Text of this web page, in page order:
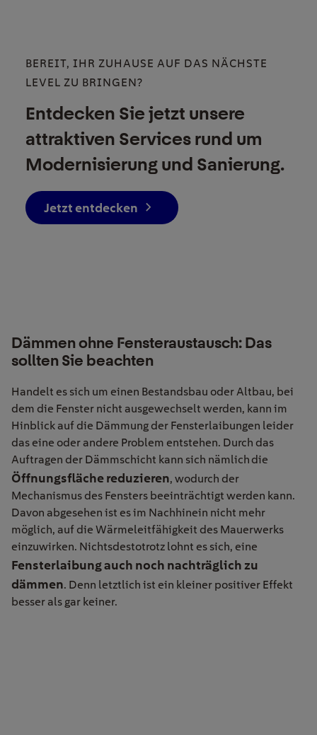
BEREIT, IHR ZUHAUSE AUF DAS NÄCHSTE
LEVEL ZU BRINGEN?
Entdecken Sie jetzt unsere
attraktiven Services rund um
Modernisierung und Sanierung.
Jetzt entdecken
Dämmen ohne Fensteraustausch: Das
sollten Sie beachten
Handelt es sich um einen Bestandsbau oder Altbau, bei
dem die Fenster nicht ausgewechselt werden, kann im
Hinblick auf die Dämmung der Fensterlaibungen leider
das eine oder andere Problem entstehen. Durch das
Auftragen der Dämmschicht kann sich nämlich die
Öffnungsfläche reduzieren, wodurch der
Mechanismus des Fensters beeinträchtigt werden kann.
Davon abgesehen ist es im Nachhinein nicht mehr
möglich, auf die Wärmeleitfähigkeit des Mauerwerks
einzuwirken. Nichtsdestotrotz lohnt es sich, eine
Fensterlaibung auch noch nachträglich zu
dämmen. Denn letztlich ist ein kleiner positiver Effekt
besser als gar keiner.